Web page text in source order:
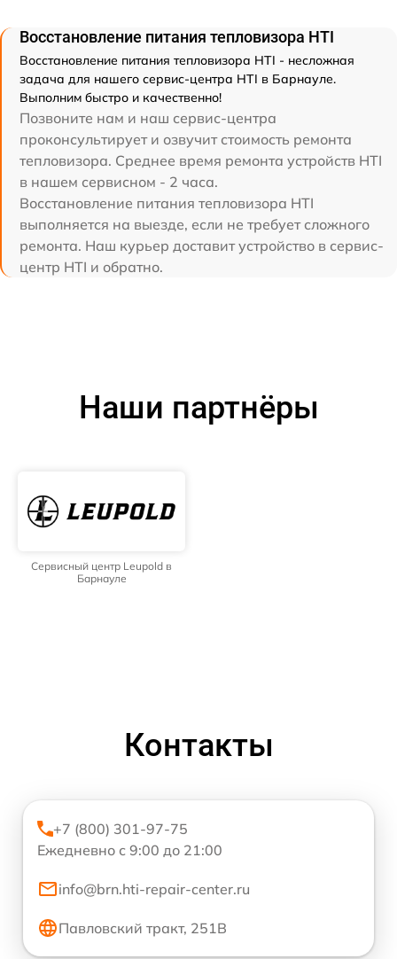
Восстановление питания тепловизора HTI
Восстановление питания тепловизора HTI - несложная
задача для нашего сервис-центра HTI в Барнауле.
Выполним быстро и качественно!
Позвоните нам и наш сервис-центра
проконсультирует и озвучит стоимость ремонта
тепловизора. Среднее время ремонта устройств HTI
в нашем сервисном - 2 часа.
Восстановление питания тепловизора HTI
выполняется на выезде, если не требует сложного
ремонта. Наш курьер доставит устройство в сервис-
центр HTI и обратно.
Наши партнёры
Сервисный центр Leupold в
Барнауле
Контакты
+7 (800) 301-97-75
Ежедневно с 9:00 до 21:00
info@brn.hti-repair-center.ru
Павловский тракт, 251В